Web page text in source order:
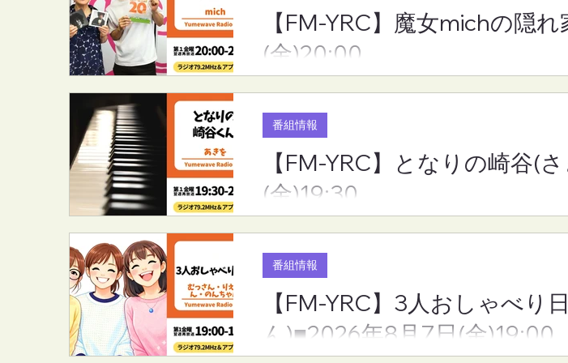
【FM-YRC】魔女michの隠れ
家から(mich)■2026年8月7日
(金)20:00
【FM-YRC】となりの崎谷(さ
きや)くん(あきを)■2026年8
(
【FM-YRC】魔女michの隠
(金)20:00
【FM-YRC】となりの崎谷(
(金)19:30
番組情報
【FM-YRC】3人おしゃべ
ん)■2026年8月7日(金)19:00
番組情報